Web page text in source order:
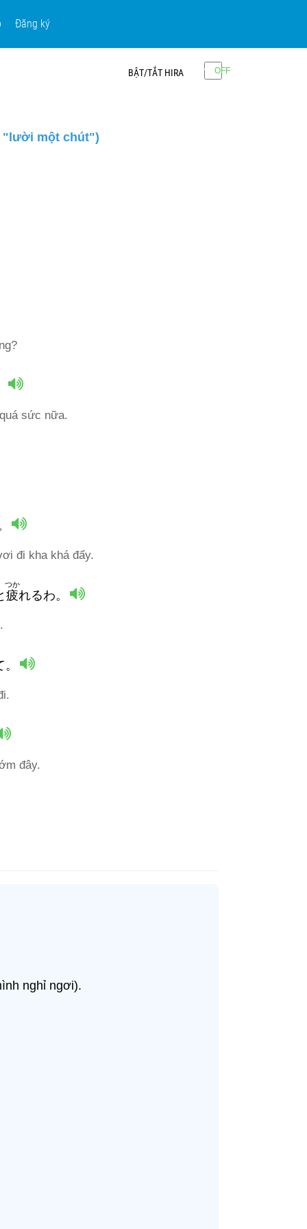
Đăng ký
BẬT/TẮT HIRA
"lười một chút")
sức nữa.
đi kha khá đấy.
疲
つか
れるわ。
đây.
nghỉ ngơi).